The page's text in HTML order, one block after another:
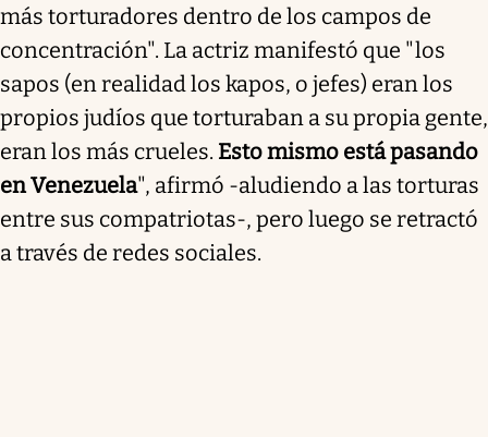
más torturadores dentro de los campos de
concentración". La actriz manifestó que "los
sapos (en realidad los kapos, o jefes) eran los
propios judíos que torturaban a su propia gente,
eran los más crueles. Esto mismo está pasando
en Venezuela", afirmó -aludiendo a las torturas
entre sus compatriotas-, pero luego se retractó
a través de redes sociales.